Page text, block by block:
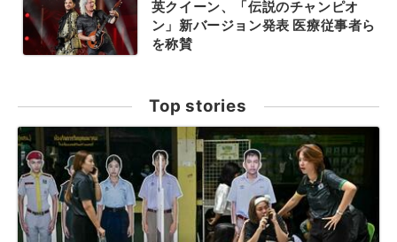
英クイーン、「伝説のチャンピオ
ン」新バージョン発表 医療従事者ら
を称賛
Top stories